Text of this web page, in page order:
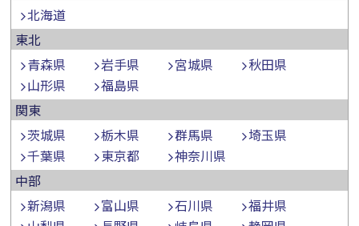
北海道
東北
青森県
岩手県 宮城県
秋田県
山形県
福島県
関東
茨城県
栃木県 群馬県
埼玉県
千葉県
東京都
神奈川県
中部
新潟県
富山県 石川県
福井県